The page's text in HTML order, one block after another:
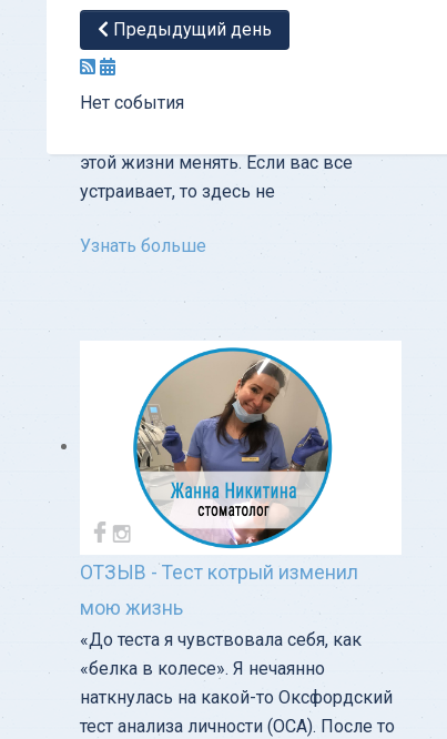
ОТЗЫВ - Тест личности
Советую всем пойти и попробовать.
этой жизни менять. Если вас все
устраивает, то здесь не
Узнать больше
ОТЗЫВ - Тест котрый изменил
мою жизнь
«‎До теста я чувствовала себя, как
«белка в колесе». Я нечаянно
наткнулась на какой-то Оксфордский
тест анализа личности (OCA). После то
Предыдущий день
Нет события